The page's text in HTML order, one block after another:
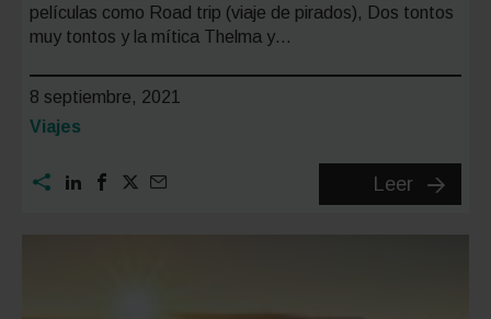
películas como Road trip (viaje de pirados), Dos tontos
muy tontos y la mítica Thelma y…
8 septiembre, 2021
Categoría:
Viajes
Leer
10